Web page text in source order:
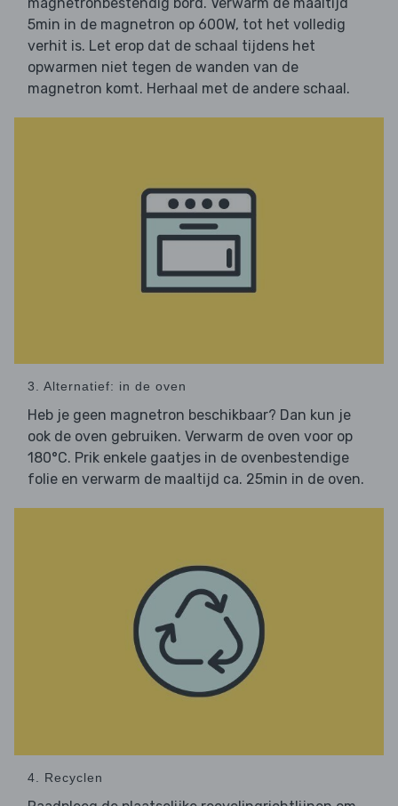
5min in de magnetron op 600W, tot het volledig
verhit is. Let erop dat de schaal tijdens het
opwarmen niet tegen de wanden van de
magnetron komt. Herhaal met de andere schaal.
3. Alternatief: in de oven
Heb je geen magnetron beschikbaar? Dan kun je
ook de oven gebruiken. Verwarm de oven voor op
180°C. Prik enkele gaatjes in de ovenbestendige
folie en verwarm de maaltijd ca. 25min in de oven.
4. Recyclen